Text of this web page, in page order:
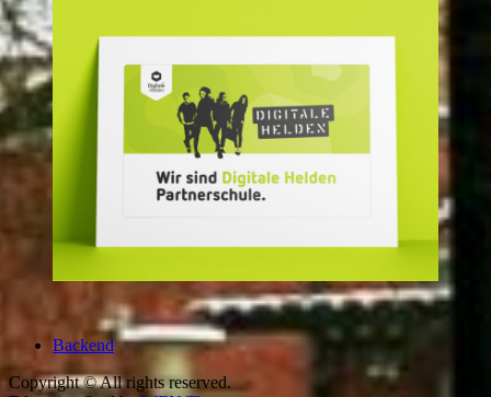
Backend
Copyright © All rights reserved.